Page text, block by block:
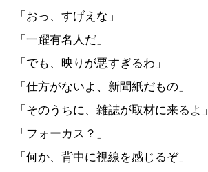
「おっ、すげえな」
「一躍有名人だ」
「でも、映りが悪すぎるわ」
「仕方がないよ、新聞紙だもの」
「そのうちに、雑誌が取材に来るよ」
「フォーカス？」
「何か、背中に視線を感じるぞ」